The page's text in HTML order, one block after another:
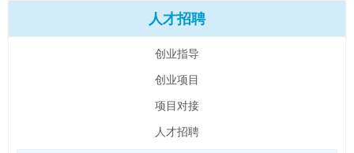
人才招聘
创业指导
创业项目
项目对接
人才招聘